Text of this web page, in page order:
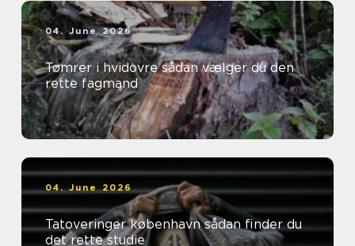
04. June 2026
Tømrer i hvidovre sådan vælger du den
rette fagmand
04. June 2026
Tatoveringer københavn sådan finder du
det rette studie